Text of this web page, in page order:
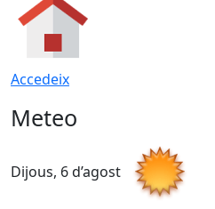
Accedeix
Meteo
Dijous, 6 d’agost